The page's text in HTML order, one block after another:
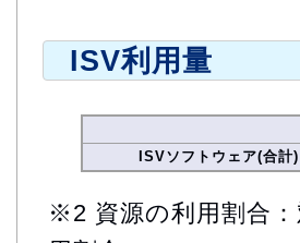
ISV利用量
ISVソフトウェア(合計)
※2 資源の利用割合